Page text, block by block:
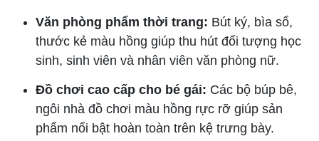
Văn phòng phẩm thời trang: Bút ký, bìa sổ,
thước kẻ màu hồng giúp thu hút đối tượng học
sinh, sinh viên và nhân viên văn phòng nữ.
Đồ chơi cao cấp cho bé gái: Các bộ búp bê,
ngôi nhà đồ chơi màu hồng rực rỡ giúp sản
phẩm nổi bật hoàn toàn trên kệ trưng bày.